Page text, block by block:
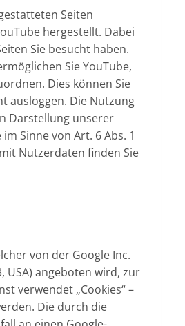
Seiten
hergestellt. Dabei
Sie besucht haben.
Sie YouTube,
Dies können Sie
ausloggen. Die Nutzung
Darstellung unserer
Sinne von Art. 6 Abs. 1
Nutzerdaten finden Sie
von der Google Inc.
USA) angeboten wird, zur
verwendet „Cookies“ –
Die durch die